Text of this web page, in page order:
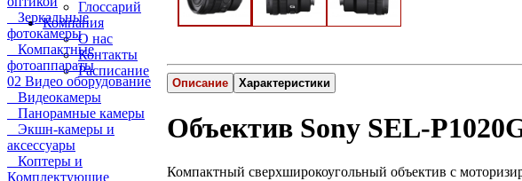
Глоссарий
Компания
О нас
Контакты
Расписание
Зеркальные
фотокамеры
Компактные
фотоаппараты
02 Видео оборудование
Видеокамеры
Панорамные камеры
Экшн-камеры и
аксессуары
Коптеры и
Комплектующие
Описание Характеристики
Объектив Sony SEL-
Компактный сверхширокоугольный объектив с